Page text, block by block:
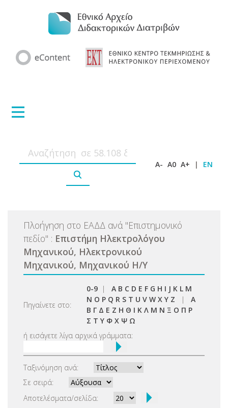
A- A0 A+ | EN
Πλοήγηση στο ΕΑΔΔ ανά "Επιστημονικό
πεδίο" : Επιστήμη Ηλεκτρολόγου
Μηχανικού, Ηλεκτρονικού
Μηχανικού, Μηχανικού Η/Υ
Πηγαίνετε στο:
0-9 | A B C D E F G H I J K L M
N O P Q R S T U V W X Y Z | Α
Β Γ Δ Ε Ζ Η Θ Ι Κ Λ Μ Ν Ξ Ο Π Ρ
Σ Τ Υ Φ Χ Ψ Ω
ή εισάγετε λίγα αρχικά γράμματα:
Ταξινόμηση ανά:
Σε σειρά:
Αποτελέσματα/σελίδα: